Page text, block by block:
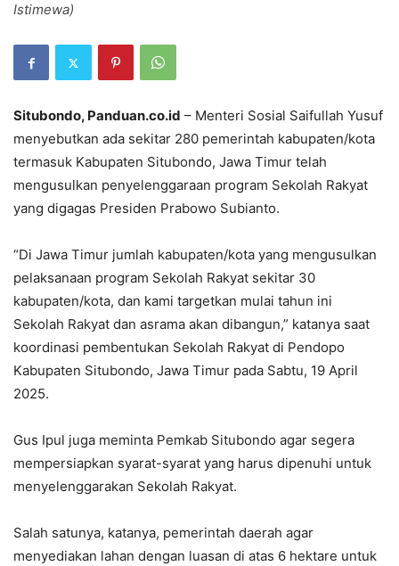
Istimewa)
Situbondo, Panduan.co.id – Menteri Sosial Saifullah Yusuf
menyebutkan ada sekitar 280 pemerintah kabupaten/kota
termasuk Kabupaten Situbondo, Jawa Timur telah
mengusulkan penyelenggaraan program Sekolah Rakyat
yang digagas Presiden Prabowo Subianto.
“Di Jawa Timur jumlah kabupaten/kota yang mengusulkan
pelaksanaan program Sekolah Rakyat sekitar 30
kabupaten/kota, dan kami targetkan mulai tahun ini
Sekolah Rakyat dan asrama akan dibangun,” katanya saat
koordinasi pembentukan Sekolah Rakyat di Pendopo
Kabupaten Situbondo, Jawa Timur pada Sabtu, 19 April
2025.
Gus Ipul juga meminta Pemkab Situbondo agar segera
mempersiapkan syarat-syarat yang harus dipenuhi untuk
menyelenggarakan Sekolah Rakyat.
Salah satunya, katanya, pemerintah daerah agar
menyediakan lahan dengan luasan di atas 6 hektare untuk